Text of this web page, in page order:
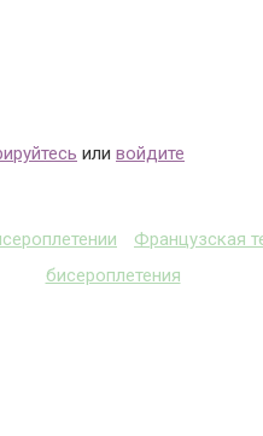
или войдите
Французская
бисероплетения